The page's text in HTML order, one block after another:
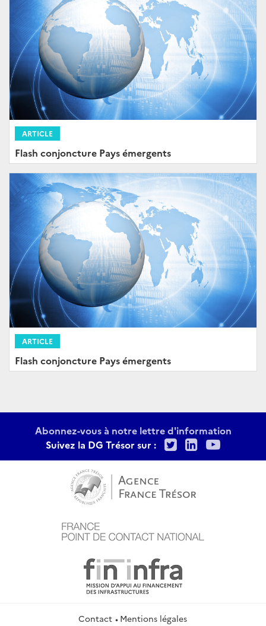
ARTICLE
Flash conjoncture Pays émergents
ARTICLE
Flash conjoncture Pays émergents
Abonnez-vous à notre lettre d'information
Suivez la DG Trésor sur :
TwitterLinkedIn
Contact
Mentions légales